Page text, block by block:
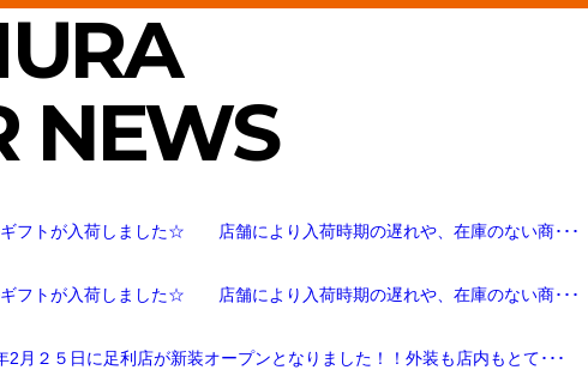
NEWS
フトが入荷しました☆ 店舗により入荷時期の遅れや、在庫のない商･･･
フトが入荷しました☆ 店舗により入荷時期の遅れや、在庫のない商･･･
５日に足利店が新装オープンとなりました！！外装も店内もとて･･･